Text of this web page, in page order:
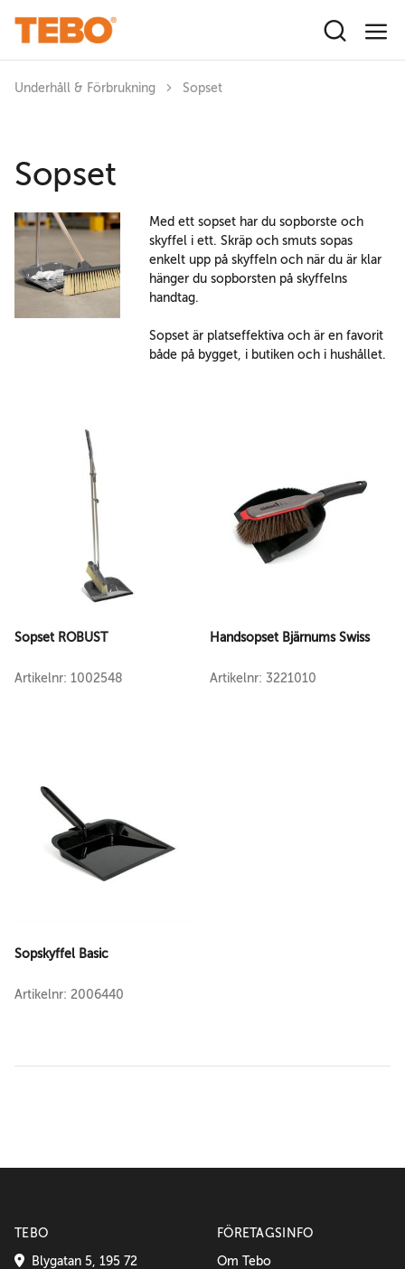
Underhåll & Förbrukning Sopset
Sopset
Med ett sopset har du sopborste och
skyffel i ett. Skräp och smuts sopas
enkelt upp på skyffeln och när du är klar
hänger du sopborsten på skyffelns
handtag.
Sopset är platseffektiva och är en favorit
både på bygget, i butiken och i hushållet.
Sopset ROBUST
Artikelnr: 1002548
Handsopset Bjärnums Swiss
Artikelnr: 3221010
Sopskyffel Basic
Artikelnr: 2006440
TEBO
Blygatan 5, 195 72
FÖRETAGSINFO
Om Tebo